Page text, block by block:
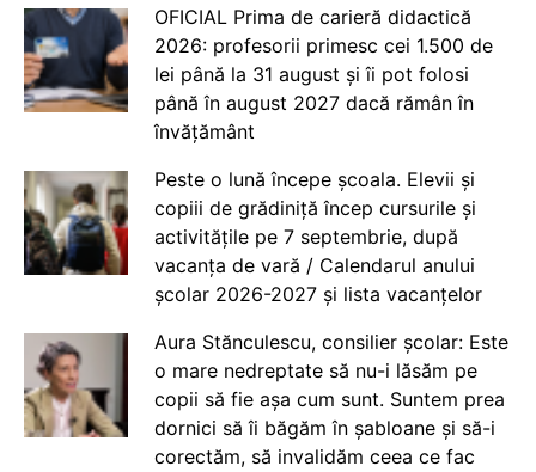
OFICIAL Prima de carieră didactică
2026: profesorii primesc cei 1.500 de
lei până la 31 august și îi pot folosi
până în august 2027 dacă rămân în
învățământ
Peste o lună începe școala. Elevii și
copiii de grădiniță încep cursurile și
activitățile pe 7 septembrie, după
vacanța de vară / Calendarul anului
școlar 2026-2027 și lista vacanțelor
Aura Stănculescu, consilier școlar: Este
o mare nedreptate să nu-i lăsăm pe
copii să fie așa cum sunt. Suntem prea
dornici să îi băgăm în șabloane și să-i
corectăm, să invalidăm ceea ce fac